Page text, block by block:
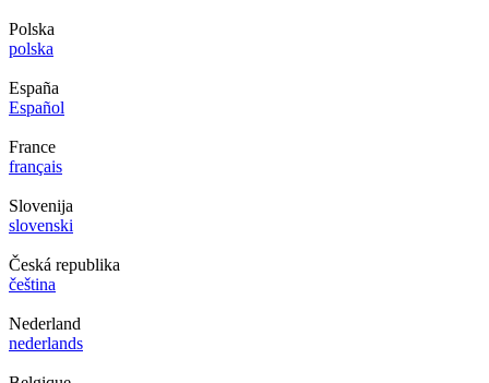
Polska
polska
España
Español
France
français
Slovenija
slovenski
Česká republika
čeština
Nederland
nederlands